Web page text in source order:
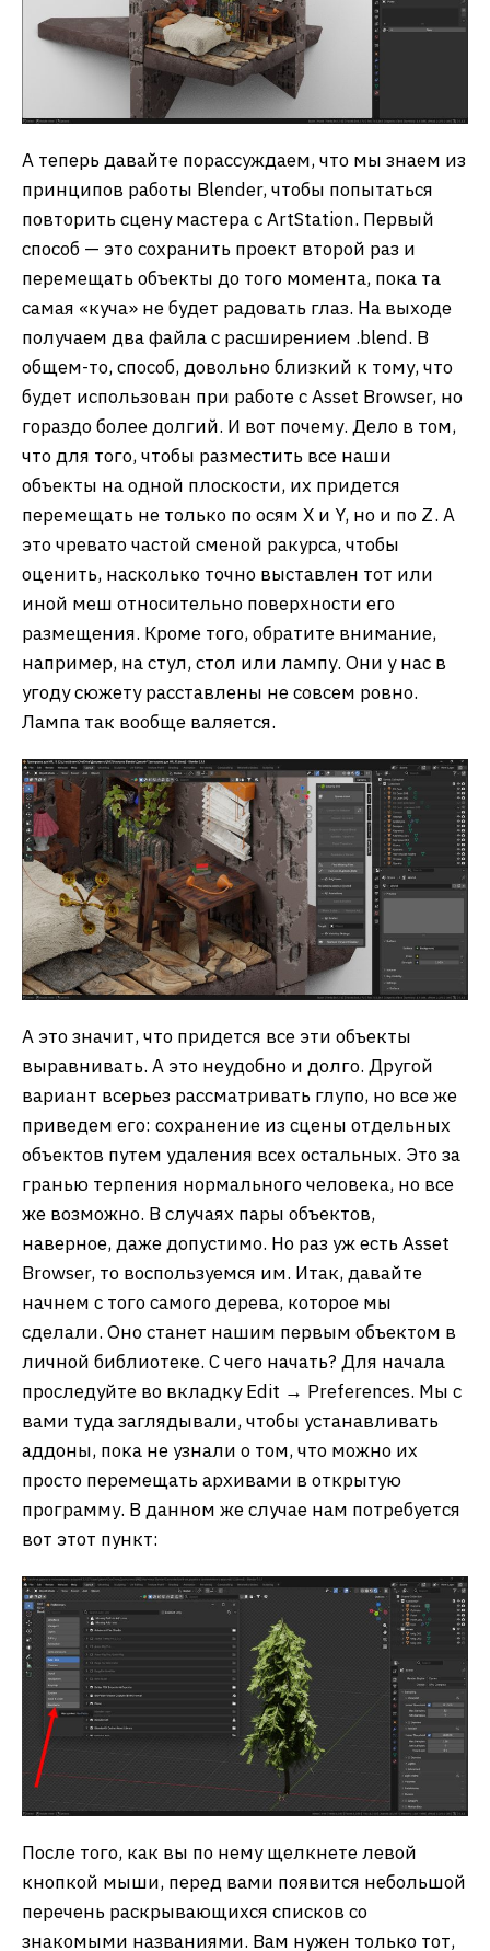
А теперь давайте порассуждаем, что мы знаем из
принципов работы Blender, чтобы попытаться
повторить сцену мастера с ArtStation. Первый
способ — это сохранить проект второй раз и
перемещать объекты до того момента, пока та
самая «куча» не будет радовать глаз. На выходе
получаем два файла с расширением .blend. В
общем-то, способ, довольно близкий к тому, что
будет использован при работе с Asset Browser, но
гораздо более долгий. И вот почему. Дело в том,
что для того, чтобы разместить все наши
объекты на одной плоскости, их придется
перемещать не только по осям X и Y, но и по Z. А
это чревато частой сменой ракурса, чтобы
оценить, насколько точно выставлен тот или
иной меш относительно поверхности его
размещения. Кроме того, обратите внимание,
например, на стул, стол или лампу. Они у нас в
угоду сюжету расставлены не совсем ровно.
Лампа так вообще валяется.
А это значит, что придется все эти объекты
выравнивать. А это неудобно и долго. Другой
вариант всерьез рассматривать глупо, но все же
приведем его: сохранение из сцены отдельных
объектов путем удаления всех остальных. Это за
гранью терпения нормального человека, но все
же возможно. В случаях пары объектов,
наверное, даже допустимо. Но раз уж есть Asset
Browser, то воспользуемся им. Итак, давайте
начнем с того самого дерева, которое мы
сделали. Оно станет нашим первым объектом в
личной библиотеке. С чего начать? Для начала
проследуйте во вкладку Edit → Preferences. Мы с
вами туда заглядывали, чтобы устанавливать
аддоны, пока не узнали о том, что можно их
просто перемещать архивами в открытую
программу. В данном же случае нам потребуется
вот этот пункт:
После того, как вы по нему щелкнете левой
кнопкой мыши, перед вами появится небольшой
перечень раскрывающихся списков со
знакомыми названиями. Вам нужен только тот,